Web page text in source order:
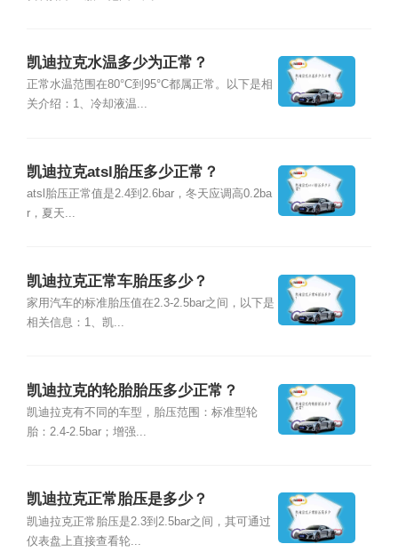
凯迪拉克水温多少为正常？
正常水温范围在80°C到95°C都属正常。以下是相
关介绍：1、冷却液温...
凯迪拉克atsl胎压多少正常？
atsl胎压正常值是2.4到2.6bar，冬天应调高0.2ba
r，夏天...
凯迪拉克正常车胎压多少？
家用汽车的标准胎压值在2.3-2.5bar之间，以下是
相关信息：1、凯...
凯迪拉克的轮胎胎压多少正常？
凯迪拉克有不同的车型，胎压范围：标准型轮
胎：2.4-2.5bar；增强...
凯迪拉克正常胎压是多少？
凯迪拉克正常胎压是2.3到2.5bar之间，其可通过
仪表盘上直接查看轮...